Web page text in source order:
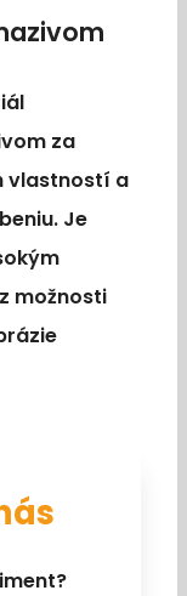
za
vlastností a
Je
možnosti